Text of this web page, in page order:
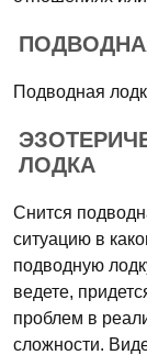
Подводная
ЛОДКА
Снится
ситуацию в
подводную
ведете,
проблем в
сложности.